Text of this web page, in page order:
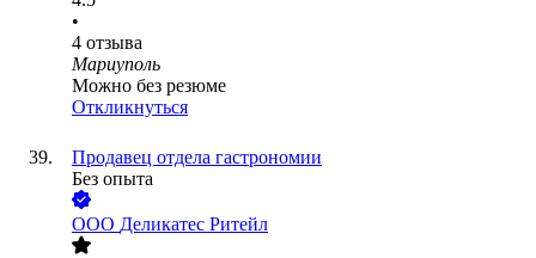
•
4 отзыва
Мариуполь
Можно без резюме
Откликнуться
Продавец отдела гастрономии
Без опыта
ООО Деликатес Ритейл